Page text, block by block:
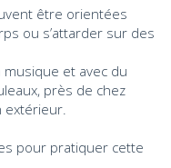
être orientées
ou s’attarder sur des
et avec du
près de chez
extérieur.
pour pratiquer cette